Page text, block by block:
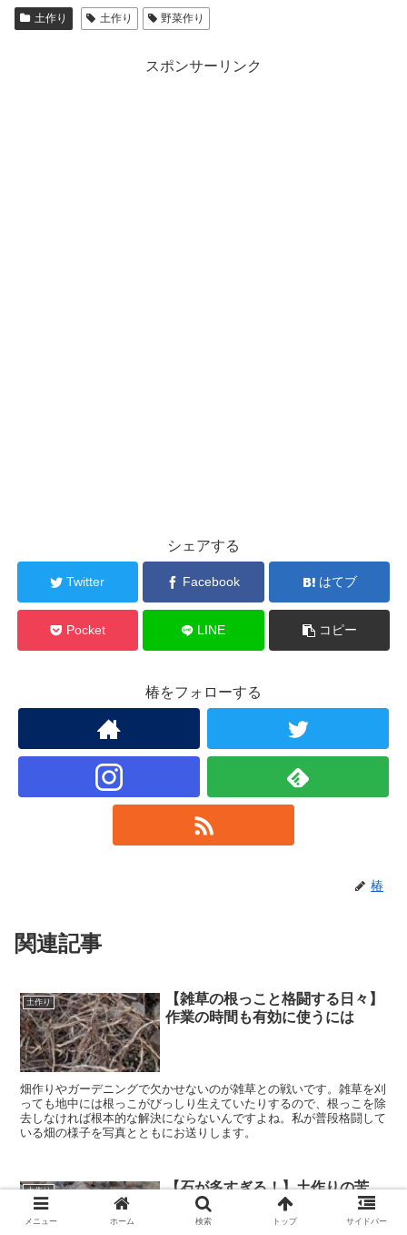
土作り 土作り 野菜作り
スポンサーリンク
シェアする
Twitter Facebook はてブ
Pocket LINE コピー
椿をフォローする
椿
関連記事
土作り
【雑草の根っこと格闘する日々】
作業の時間も有効に使うには
畑作りやガーデニングで欠かせないのが雑草との戦いです。雑草を刈
っても地中には根っこがびっしり生えていたりするので、根っこを除
去しなければ根本的な解決にならないんですよね。私が普段格闘して
いる畑の様子を写真とともにお送りします。
土作り
【石が多すぎる！】土作りの苦
悩! 石が混じっていても野菜は育
メニュー ホーム 検索 トップ サイドバー